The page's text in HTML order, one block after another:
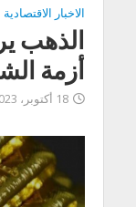
الاخبار الاقتصادية
أزمة
18 أكتوبر، 2023